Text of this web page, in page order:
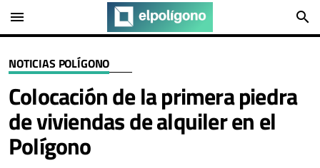
menu search
NOTICIAS POLÍGONO
Colocación de la primera piedra
de viviendas de alquiler en el
Polígono